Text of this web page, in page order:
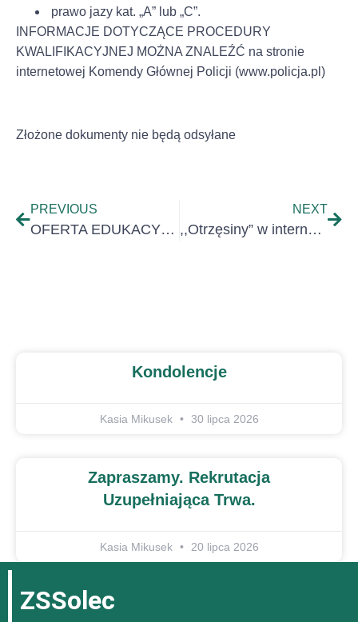
prawo jazy kat. „A” lub „C”.
INFORMACJE DOTYCZĄCE PROCEDURY
KWALIFIKACYJNEJ MOŻNA ZNALEŹĆ na stronie
internetowej Komendy Głównej Policji (www.policja.pl)
Złożone dokumenty nie będą odsyłane
PREVIOUS
OFERTA EDUKACYJNA!!!
NEXT
,,Otrzęsiny” w internackiej rodzinie
Kondolencje
Kasia Mikusek 30 lipca 2026
Zapraszamy. Rekrutacja
Uzupełniająca Trwa.
Kasia Mikusek 20 lipca 2026
ZSSolec